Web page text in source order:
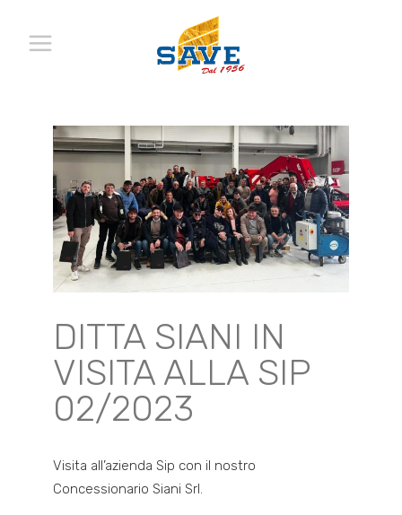
DITTA SIANI IN
VISITA ALLA SIP
02/2023
Visita all’azienda Sip con il nostro
Concessionario Siani Srl.